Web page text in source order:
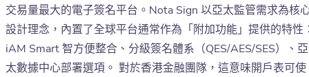
交易量最大的電子簽名平台。Nota Sign 以亞太監管需求為核
設計理念，內置了全球平台通常作為「附加功能」提供的特性
iAM Smart 智方便整合、分級簽名體系（QES/AES/SES）、亞
太數據中心部署選項。 對於香港金融團隊，這意味開戶表可使